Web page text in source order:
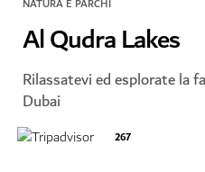
NATURA E PARCHI
Al Qudra Lakes
Rilassatevi ed esplorate la
Dubai
267